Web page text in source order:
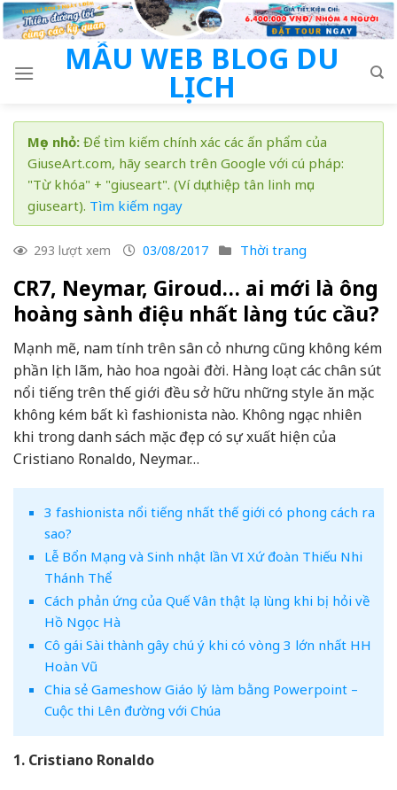
Skip
to
MẪU WEB BLOG DU
LỊCH
Mẹo nhỏ: Để tìm kiếm chính xác các ấn phẩm của
GiuseArt.com, hãy search trên Google với cú pháp:
"Từ khóa" + "giuseart". (Ví dụ: thiệp tân linh mục
giuseart). Tìm kiếm ngay
293 lượt xem 03/08/2017 Thời trang
CR7, Neymar, Giroud… ai mới là ông
hoàng sành điệu nhất làng túc cầu?
Mạnh mẽ, nam tính trên sân cỏ nhưng cũng không kém
phần lịch lãm, hào hoa ngoài đời. Hàng loạt các chân sút
nổi tiếng trên thế giới đều sở hữu những style ăn mặc
không kém bất kì fashionista nào. Không ngạc nhiên
khi trong danh sách mặc đẹp có sự xuất hiện của
Cristiano Ronaldo, Neymar…
3 fashionista nổi tiếng nhất thế giới có phong cách ra
sao?
Lễ Bổn Mạng và Sinh nhật lần VI Xứ đoàn Thiếu Nhi
Thánh Thể
Cách phản ứng của Quế Vân thật lạ lùng khi bị hỏi về
Hồ Ngọc Hà
Cô gái Sài thành gây chú ý khi có vòng 3 lớn nhất HH
Hoàn Vũ
Chia sẻ Gameshow Giáo lý làm bằng Powerpoint –
Cuộc thi Lên đường với Chúa
1. Cristiano Ronaldo